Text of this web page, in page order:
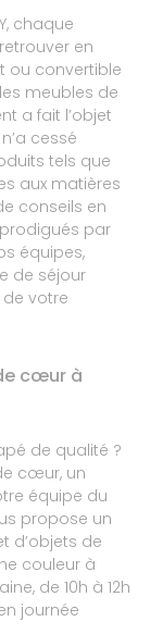
et
client
chaque
en
ou convertible
meubles de
a fait l’objet
cessé
tels que
aux matières
conseils en
par
équipes,
de séjour
de votre
cœur à
de qualité ?
cœur, un
équipe du
propose un
d’objets de
couleur à
de 10h à 12h
journée